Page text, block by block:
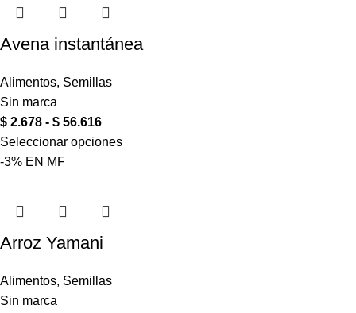
Avena instantánea
Alimentos, Semillas
Sin marca
$ 2.678 - $ 56.616
Seleccionar opciones
-3% EN MF
Arroz Yamani
Alimentos, Semillas
Sin marca